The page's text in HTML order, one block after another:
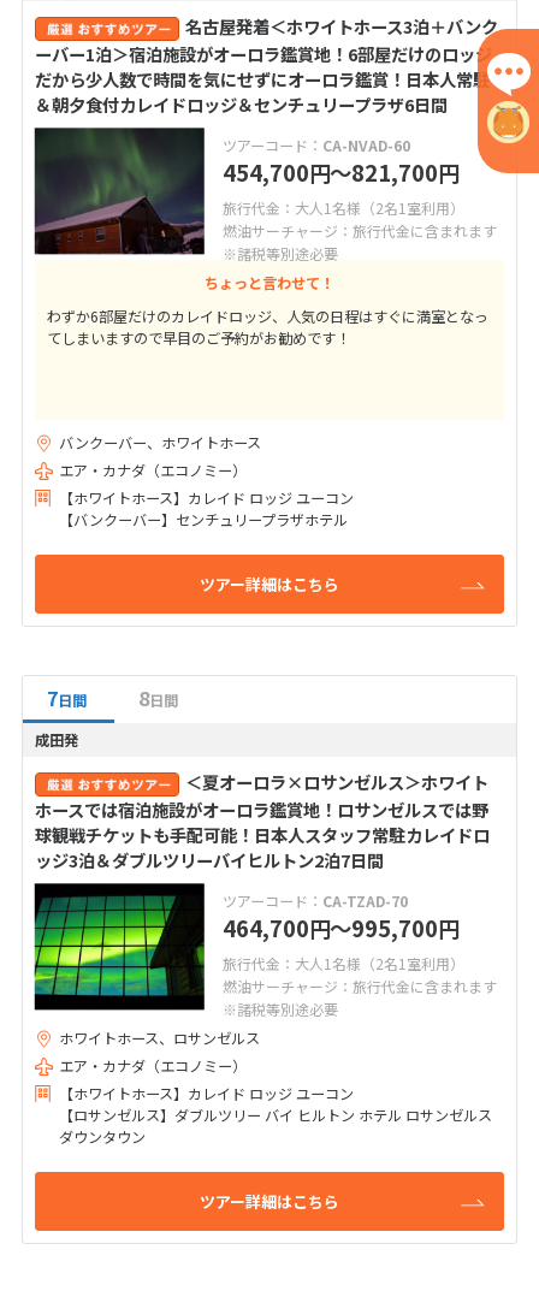
名古屋発着＜ホワイトホース3泊＋バンク
ーバー1泊＞宿泊施設がオーロラ鑑賞地！6部屋だけのロッジ
だから少人数で時間を気にせずにオーロラ鑑賞！日本人常駐
＆朝夕食付カレイドロッジ＆センチュリープラザ6日間
ツアーコード： CA-NVAD-60
454,700円〜821,700円
旅行代金：大人1名様（2名1室利用）
燃油サーチャージ：旅行代金に含まれます
※諸税等別途必要
ちょっと言わせて！
わずか6部屋だけのカレイドロッジ、人気の日程はすぐに満室となっ
てしまいますので早目のご予約がお勧めです！
バンクーバー、ホワイトホース
エア・カナダ（エコノミー）
【ホワイトホース】カレイド ロッジ ユーコン
【バンクーバー】センチュリープラザホテル
ツアー詳細はこちら
7日間 8日間
成田発
＜夏オーロラ×ロサンゼルス＞ホワイト
ホースでは宿泊施設がオーロラ鑑賞地！ロサンゼルスでは野
球観戦チケットも手配可能！日本人スタッフ常駐カレイドロ
ッジ3泊＆ダブルツリーバイヒルトン2泊7日間
ツアーコード： CA-TZAD-70
464,700円〜995,700円
旅行代金：大人1名様（2名1室利用）
燃油サーチャージ：旅行代金に含まれます
※諸税等別途必要
ホワイトホース、ロサンゼルス
エア・カナダ（エコノミー）
【ホワイトホース】カレイド ロッジ ユーコン
【ロサンゼルス】ダブルツリー バイ ヒルトン ホテル ロサンゼルス
ダウンタウン
ツアー詳細はこちら